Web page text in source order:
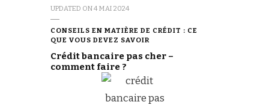
UPDATED ON4 MAI 2024
CONSEILS EN MATIÈRE DE CRÉDIT : CE
QUE VOUS DEVEZ SAVOIR
Crédit bancaire pas cher –
comment faire ?